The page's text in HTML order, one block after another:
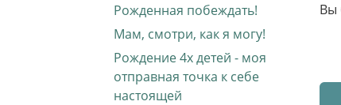
Рожденная побеждать!
Мам, смотри, как я могу!
Рождение 4х детей - моя
отправная точка к себе
настоящей
Вы